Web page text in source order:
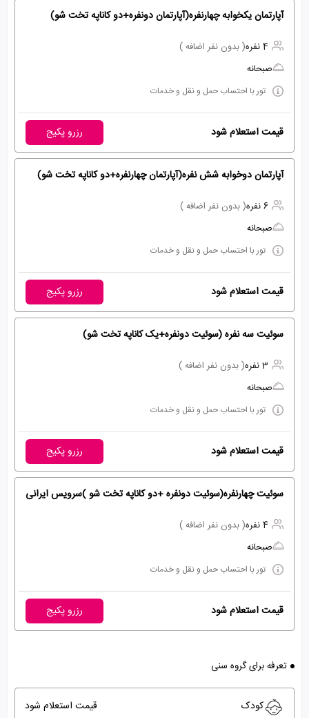
آپارتمان یکخوابه چهارنفره(آپارتمان دونفره+دو کاناپه تخت شو)
4 نفره
( بدون نفر اضافه )
صبحانه
تور با احتساب حمل و نقل و خدمات
قیمت استعلام شود رزرو پکیج
آپارتمان دوخوابه شش نفره(آپارتمان چهارنفره+دو کاناپه تخت شو)
6 نفره
( بدون نفر اضافه )
صبحانه
تور با احتساب حمل و نقل و خدمات
قیمت استعلام شود رزرو پکیج
سوئیت سه نفره (سوئیت دونفره+یک کاناپه تخت شو)
3 نفره
( بدون نفر اضافه )
صبحانه
تور با احتساب حمل و نقل و خدمات
قیمت استعلام شود رزرو پکیج
سوئیت چهارنفره(سوئیت دونفره +دو کاناپه تخت شو )سرویس ایرانی
4 نفره
( بدون نفر اضافه )
صبحانه
تور با احتساب حمل و نقل و خدمات
قیمت استعلام شود رزرو پکیج
تعرفه برای گروه سنی
کودک قیمت استعلام شود